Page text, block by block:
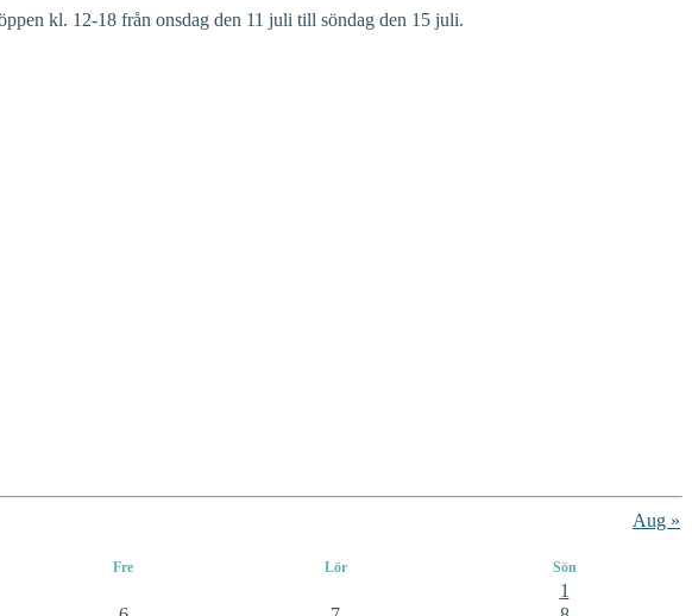
kl. 12-18 från onsdag den 11 juli till söndag den 15 juli.
Aug »
Fre Lör Sön
1